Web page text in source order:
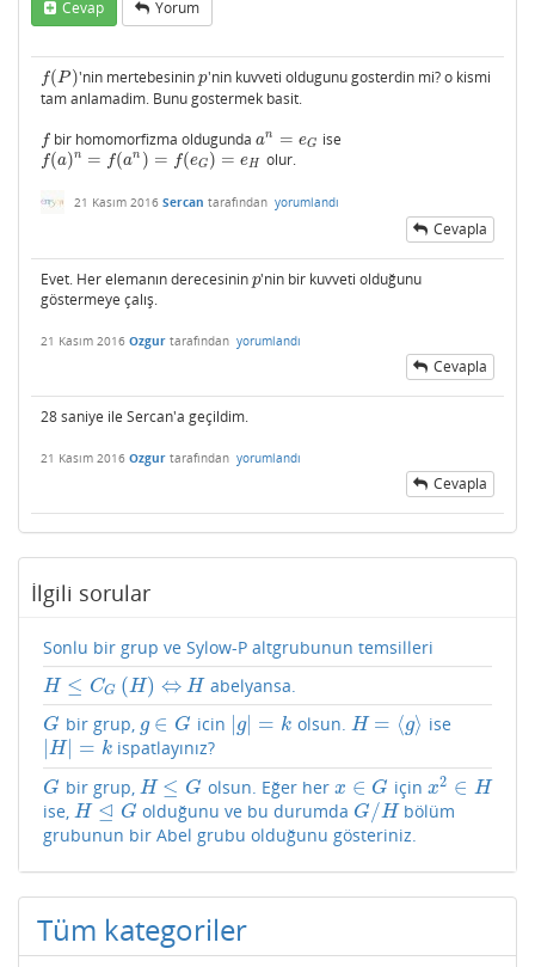
Cevap Yorum
f(P)
f(P) 'nin mertebesininp
p'nin kuvveti oldugunu gosterdin mi? o kismi
tam anlamadim. Bunu gostermek basit.
f
f bir homomorfizma oldugundaan = eG
an =eG ise
f(a)n = f(an ) = f(eG ) = eH
f(a)n=f (an )=f(eG =e H olur.
21 Kasım 2016 Sercan tarafından yorumlandı
Cevapla
Evet. Her elemanın derecesinin p
p'nin bir kuvveti olduğunu
göstermeye çalış.
21 Kasım 2016 Ozgur tarafından yorumlandı
Cevapla
28 saniye ile Sercan'a geçildim.
21 Kasım 2016 Ozgur tarafından yorumlandı
Cevapla
İlgili sorular
Sonlu bir grup ve Sylow-P altgrubunun temsilleri
H ≤ CG (H) ⇔ H
H≤ CG (H)⇔H abelyansa.
G
G bir grup, g ∈ G
g∈G icin g| = k
|g =k olsun. H = ⟨g⟩
H= ⟨g⟩ ise
H| = k
|H| =k ispatlayınız?
G
G bir grup, H ≤ G
H≤ G olsun. Eğer her x ∈ G
x∈G için x2 ∈ H
x2∈H
ise, H ⊴ G
H⊴G olduğunu ve bu durumda G/H
G/H
bölüm
grubunun bir Abel grubu olduğunu gösteriniz.
Tüm kategoriler